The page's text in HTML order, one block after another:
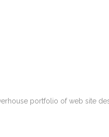
portfolio of web site